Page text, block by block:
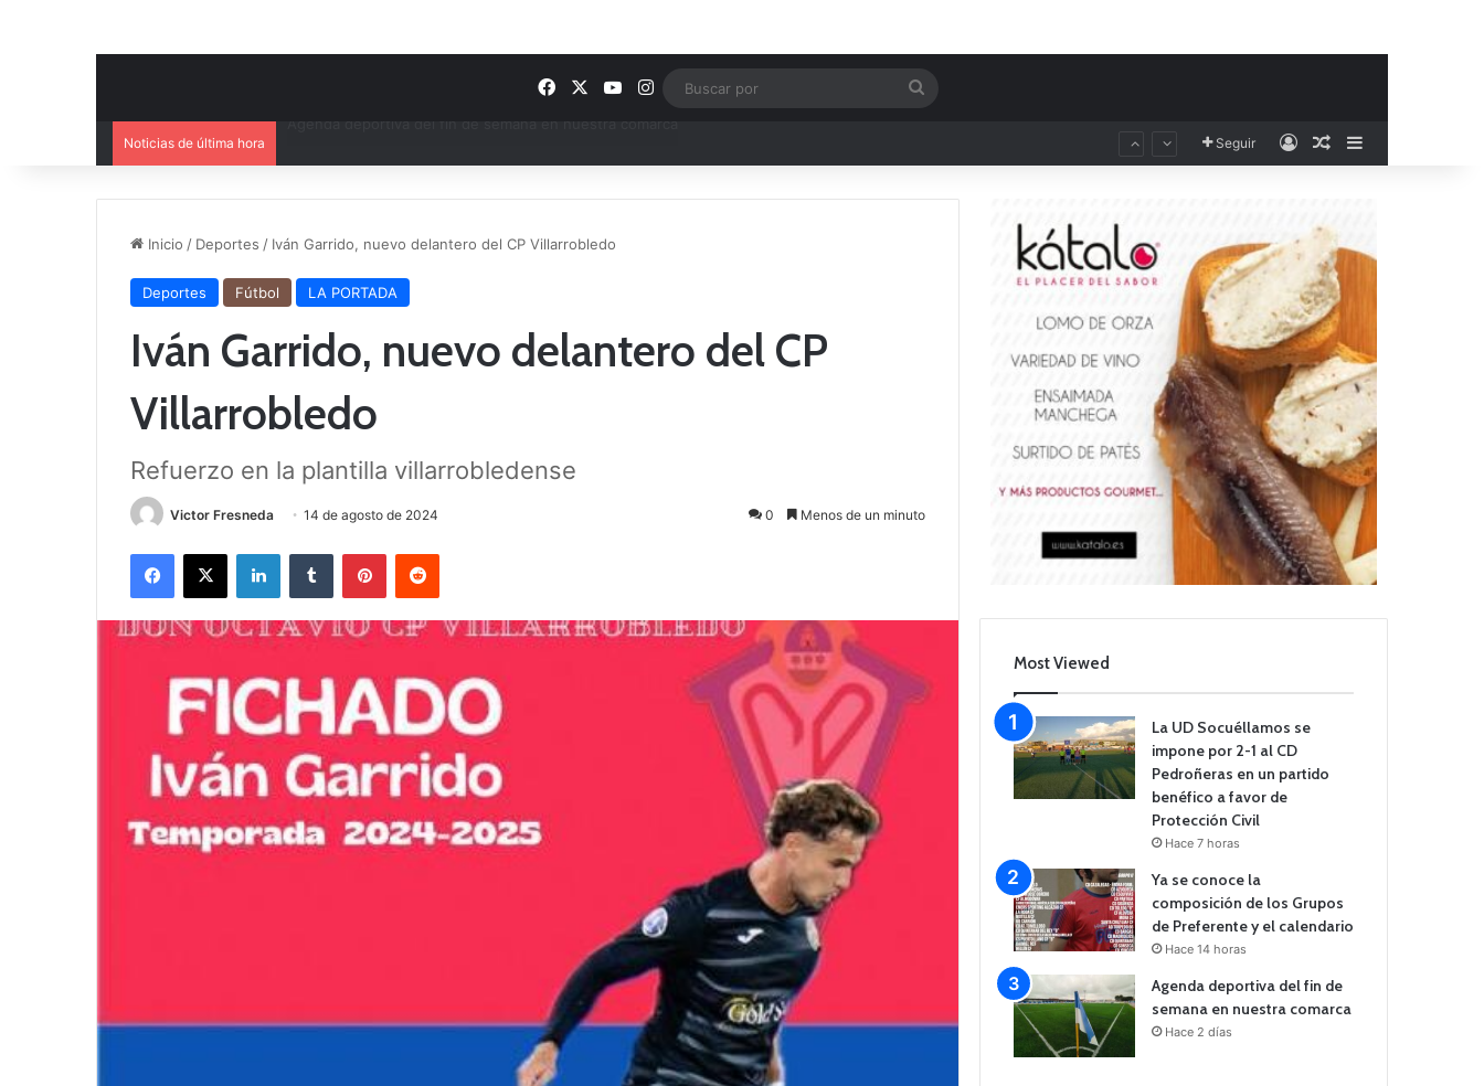
FacebookYouTube
Instagram
Noticias de última hora Seguir AccesoPublicación al
Inicio / Deportes / Iván Garrido, nuevo delantero del CP Villarrobledo
Deportes Fútbol LA PORTADA
Iván Garrido, nuevo delantero del CP
Villarrobledo
Refuerzo en la plantilla villarrobledense
Victor Fresneda 14 de agosto de 2024 0 Menos de un minuto
Most Viewed
La UD Socuéllamos se
impone por 2-1 al CD
Pedroñeras en un partido
benéfico a favor de
Protección Civil
Hace 7 horas
Ya se conoce la
composición de los Grupos
de Preferente y el calendario
Hace 14 horas
Agenda deportiva del fin de
semana en nuestra comarca
Hace 2 días